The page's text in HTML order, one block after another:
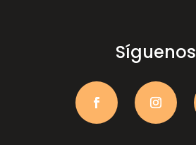
Síguenos